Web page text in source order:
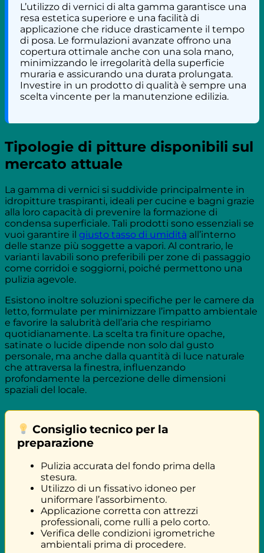
L’utilizzo di vernici di alta gamma garantisce una
resa estetica superiore e una facilità di
applicazione che riduce drasticamente il tempo
di posa. Le formulazioni avanzate offrono una
copertura ottimale anche con una sola mano,
minimizzando le irregolarità della superficie
muraria e assicurando una durata prolungata.
Investire in un prodotto di qualità è sempre una
scelta vincente per la manutenzione edilizia.
Tipologie di pitture disponibili sul
mercato attuale
La gamma di vernici si suddivide principalmente in
idropitture traspiranti, ideali per cucine e bagni grazie
alla loro capacità di prevenire la formazione di
condensa superficiale. Tali prodotti sono essenziali se
vuoi garantire il giusto tasso di umidità all’interno
delle stanze più soggette a vapori. Al contrario, le
varianti lavabili sono preferibili per zone di passaggio
come corridoi e soggiorni, poiché permettono una
pulizia agevole.
Esistono inoltre soluzioni specifiche per le camere da
letto, formulate per minimizzare l’impatto ambientale
e favorire la salubrità dell’aria che respiriamo
quotidianamente. La scelta tra finiture opache,
satinate o lucide dipende non solo dal gusto
personale, ma anche dalla quantità di luce naturale
che attraversa la finestra, influenzando
profondamente la percezione delle dimensioni
spaziali del locale.
Consiglio tecnico per la
preparazione
Pulizia accurata del fondo prima della
stesura.
Utilizzo di un fissativo idoneo per
uniformare l’assorbimento.
Applicazione corretta con attrezzi
professionali, come rulli a pelo corto.
Verifica delle condizioni igrometriche
ambientali prima di procedere.